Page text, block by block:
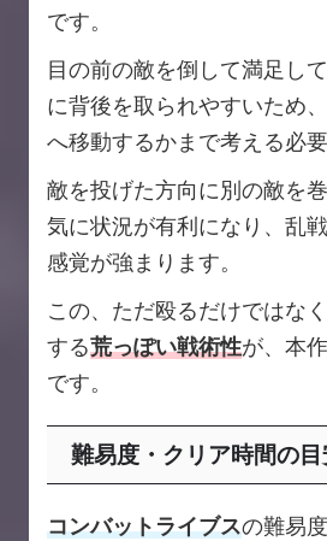
です。
目の前の敵を倒して満足し
に背後を取られやすいため
へ移動するかまで考える必要
敵を投げた方向に別の敵を
気に状況が有利になり、乱
感覚が強まります。
この、ただ殴るだけではな
する荒っぽい戦術性が、本
です。
難易度・クリア時間の
コンバットライブスの難易